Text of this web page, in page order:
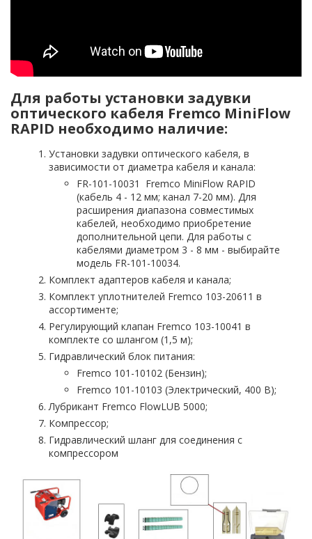
Для работы установки задувки
оптического кабеля Fremco MiniFlow
RAPID необходимо наличие:
Установки задувки оптического кабеля, в
зависимости от диаметра кабеля и канала:
FR-101-10031 Fremco MiniFlow RAPID
(кабель 4 - 12 мм; канал 7-20 мм). Для
расширения диапазона совместимых
кабелей, необходимо приобретение
дополнительной цепи. Для работы с
кабелями диаметром 3 - 8 мм - выбирайте
модель FR-101-10034.
Комплект адаптеров кабеля и канала;
Комплект уплотнителей Fremco 103-20611 в
ассортименте;
Регулирующий клапан Fremco 103-10041 в
комплекте со шлангом (1,5 м);
Гидравлический блок питания:
Fremco 101-10102 (Бензин);
Fremco 101-10103 (Электрический, 400 В);
Лубрикант Fremco FlowLUB 5000;
Компрессор;
Гидравлический шланг для соединения с
компрессором